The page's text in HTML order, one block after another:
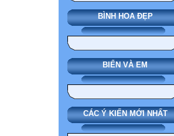
BÌNH HOA ĐẸP
BIỂN VÀ EM
CÁC Ý KIẾN MỚI NHẤT